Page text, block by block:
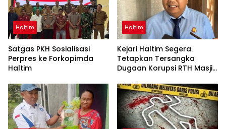
Haltim
Satgas PKH Sosialisasi
Perpres ke Forkopimda
Haltim
Haltim
Kejari Haltim Segera
Tetapkan Tersangka
Dugaan Korupsi RTH Masjid